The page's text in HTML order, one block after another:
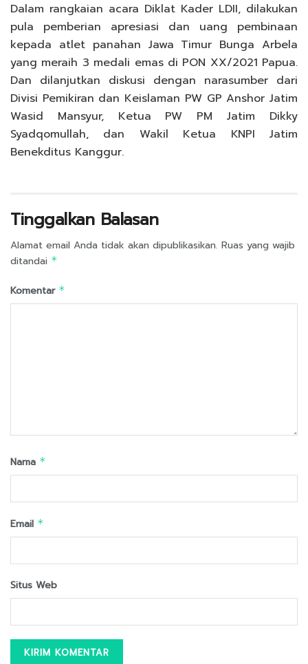
Dalam rangkaian acara Diklat Kader LDII, dilakukan
pula pemberian apresiasi dan uang pembinaan
kepada atlet panahan Jawa Timur Bunga Arbela
yang meraih 3 medali emas di PON XX/2021 Papua.
Dan dilanjutkan diskusi dengan narasumber dari
Divisi Pemikiran dan Keislaman PW GP Anshor Jatim
Wasid Mansyur, Ketua PW PM Jatim Dikky
Syadqomullah, dan Wakil Ketua KNPI Jatim
Benekditus Kanggur.
Tinggalkan Balasan
Alamat email Anda tidak akan dipublikasikan. Ruas yang wajib
ditandai *
Komentar *
Nama *
Email *
Situs Web